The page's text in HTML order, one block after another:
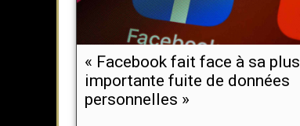
« Facebook fait face à sa plus
importante fuite de données
personnelles »